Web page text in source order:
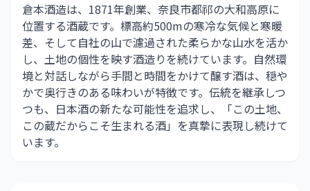
倉本酒造は、1871年創業、奈良市都祁の大和高原に
位置する酒蔵です。標高約500mの寒冷な気候と寒暖
差、そして自社の山で濾過された柔らかな山水を活か
し、土地の個性を映す酒造りを続けています。自然環
境と対話しながら手間と時間をかけて醸す酒は、穏や
かで奥行きのある味わいが特徴です。伝統を継承しつ
つも、日本酒の新たな可能性を追求し、「この土地、
この蔵だからこそ生まれる酒」を真摯に表現し続けて
います。